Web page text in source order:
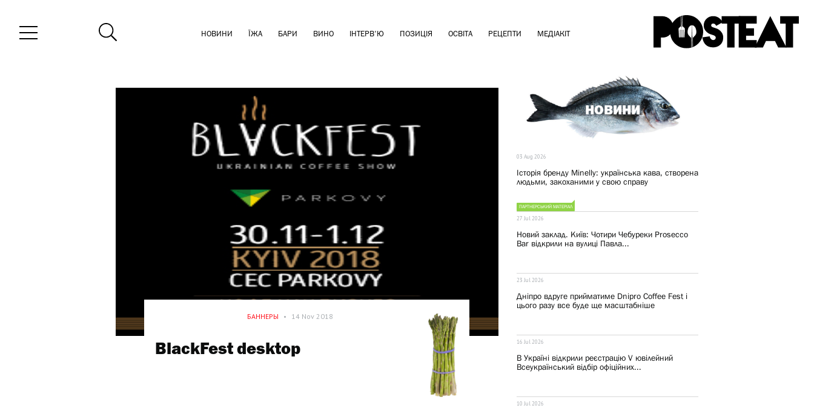
НОВИНИ ЇЖА БАРИ ВИНО ІНТЕРВ'Ю ПОЗИЦІЯ ОСВІТА РЕЦЕПТИ МЕДІАКІТ
БАННЕРЫ • 14 Nov 2018
BlackFest desktop
НОВИНИ
03 Aug 2026
Історія бренду Minelly: українська кава, створена
людьми, закоханими у свою справу
ПАРТНЕРСЬКИЙ МАТЕРІАЛ
27 Jul 2026
Новий заклад. Київ: Чотири Чебуреки Prosecco
Bar відкрили на вулиці Павла...
23 Jul 2026
Дніпро вдруге прийматиме Dnipro Coffee Fest і
цього разу все буде ще масштабніше
16 Jul 2026
В Україні відкрили реєстрацію V ювілейний
Всеукраїнський відбір офіційних...
10 Jul 2026